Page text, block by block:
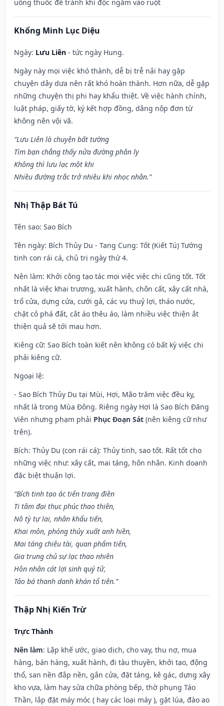
uống thuốc để tránh khí độc ngấm vào ruột
Khổng Minh Lục Diệu
Ngày: Lưu Liên - tức ngày Hung.
Ngày này mọi việc khó thành, dễ bị trễ nải hay gặp
chuyện dây dưa nên rất khó hoàn thành. Hơn nữa, dễ gặp
những chuyện thị phi hay khẩu thiệt. Về việc hành chính,
luật pháp, giấy tờ, ký kết hợp đồng, dâng nộp đơn từ
không nên vội vã.
“Lưu Liên là chuyện bất tường
Tìm bạn chẳng thấy nửa đường phân ly
Không thì lưu lạc một khi
Nhiều đường trắc trở nhiều khi nhọc nhằn.”
Nhị Thập Bát Tú
Tên sao: Sao Bích
Tên ngày: Bích Thủy Du - Tang Cung: Tốt (Kiết Tú) Tướng
tinh con rái cá, chủ trị ngày thứ 4.
Nên làm: Khởi công tạo tác mọi việc việc chi cũng tốt. Tốt
nhất là việc khai trương, xuất hành, chôn cất, xây cất nhà,
trổ cửa, dựng cửa, cưới gả, các vụ thuỷ lợi, tháo nước,
chặt cỏ phá đất, cắt áo thêu áo, làm nhiều việc thiện ắt
thiện quả sẽ tới mau hơn.
Kiêng cữ: Sao Bích toàn kiết nên không có bất kỳ việc chi
phải kiêng cữ.
Ngoại lệ:
- Sao Bích Thủy Du tại Mùi, Hợi, Mão trăm việc đều kỵ,
nhất là trong Mùa Đông. Riêng ngày Hợi là Sao Bích Đăng
Viên nhưng phạm phải Phục Đoạn Sát (nên kiêng cữ như
trên).
Bích: Thủy Du (con rái cá): Thủy tinh, sao tốt. Rất tốt cho
những việc như: xây cất, mai táng, hôn nhân. Kinh doanh
đặc biệt thuận lợi.
“Bích tinh tạo ác tiến trang điền
Ti tâm đại thục phúc thao thiên,
Nô tỳ tự lai, nhân khẩu tiến,
Khai môn, phóng thủy xuất anh hiền,
Mai táng chiêu tài, quan phẩm tiến,
Gia trung chủ sự lạc thao nhiên
Hôn nhân cát lợi sinh quý tử,
Tảo bá thanh danh khán tổ tiên.”
Thập Nhị Kiến Trừ
Trực Thành
Nên làm: Lập khế ước, giao dịch, cho vay, thu nợ, mua
hàng, bán hàng, xuất hành, đi tàu thuyền, khởi tạo, động
thổ, san nền đắp nền, gắn cửa, đặt táng, kê gác, dựng xây
kho vựa, làm hay sửa chữa phòng bếp, thờ phụng Táo
Thần, lắp đặt máy móc ( hay các loại máy ), gặt lúa, đào ao